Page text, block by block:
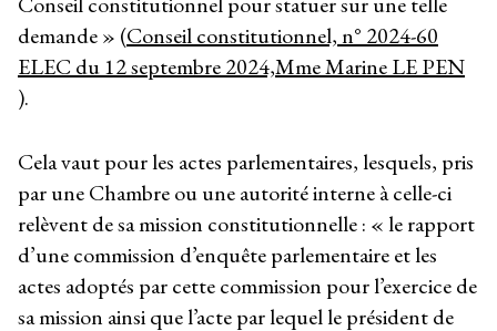
demande » (Conseil constitutionnel, n° 2024-60
ELEC du 12 septembre 2024,Mme Marine LE PEN
).
Cela vaut pour les actes parlementaires, lesquels, pris
par une Chambre ou une autorité interne à celle-ci
relèvent de sa mission constitutionnelle : « le rapport
d’une commission d’enquête parlementaire et les
actes adoptés par cette commission pour l’exercice de
sa mission ainsi que l’acte par lequel le président de